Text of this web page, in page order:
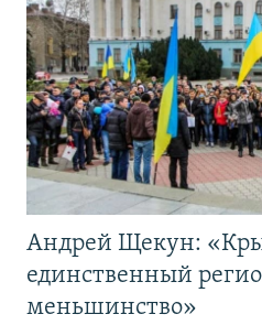
Андрей Щекун:
единственный
меньшинство»